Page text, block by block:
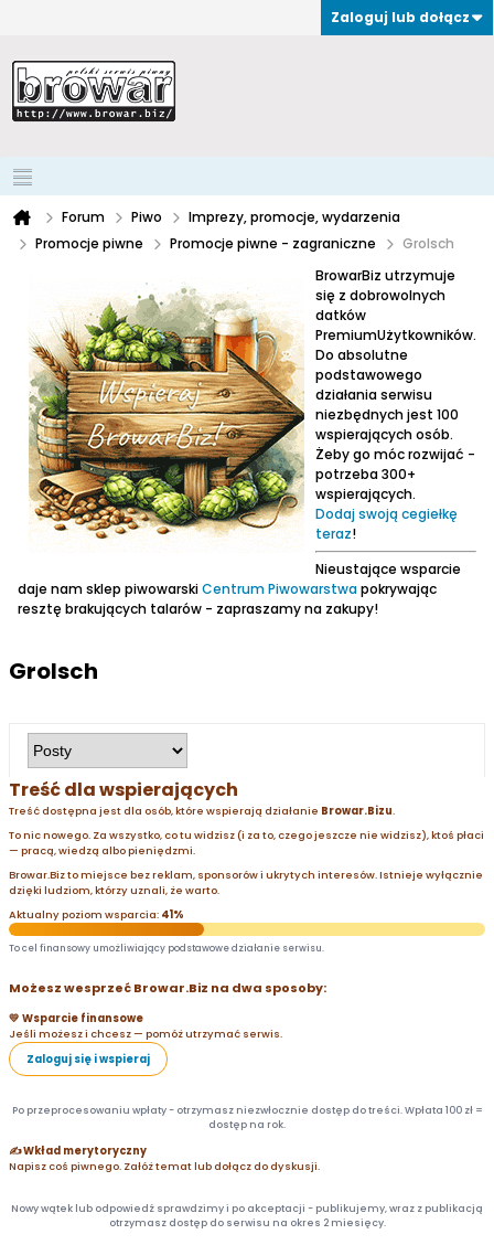
Zaloguj lub dołącz
Forum Piwo
Imprezy, promocje, wydarzenia
Promocje piwne
Promocje piwne - zagraniczne
Grolsch
BrowarBiz utrzymuje
się z dobrowolnych
datków
PremiumUżytkowników.
Do absolutne
podstawowego
działania serwisu
niezbędnych jest 100
wspierających osób.
Żeby go móc rozwijać -
potrzeba 300+
wspierających.
Dodaj swoją cegiełkę
teraz!
Nieustające wsparcie
daje nam sklep piwowarskiCentrum Piwowarstwapokrywając
resztę brakujących talarów - zapraszamy na zakupy!
Grolsch
Treść dla wspierających
Treść dostępna jest dla osób, które wspierają działanie Browar.Bizu.
To nic nowego. Za wszystko, co tu widzisz (i za to, czego jeszcze nie widzisz), ktoś płaci
— pracą, wiedzą albo pieniędzmi.
Browar.Biz to miejsce bez reklam, sponsorów i ukrytych interesów. Istnieje wyłącznie
dzięki ludziom, którzy uznali, że warto.
Aktualny poziom wsparcia: 41%
To cel finansowy umożliwiający podstawowe działanie serwisu.
Możesz wesprzeć Browar.Biz na dwa sposoby:
💛 Wsparcie finansowe
Jeśli możesz i chcesz — pomóż utrzymać serwis.
Zaloguj się i wspieraj
Po przeprocesowaniu wpłaty - otrzymasz niezwłocznie dostęp do treści. Wpłata 100 zł =
dostęp na rok.
✍️ Wkład merytoryczny
Napisz coś piwnego. Załóż temat lub dołącz do dyskusji.
Nowy wątek lub odpowiedź sprawdzimy i po akceptacji - publikujemy, wraz z publikacją
otrzymasz dostęp do serwisu na okres 2 miesięcy.